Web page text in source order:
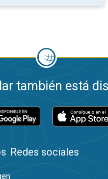
también está
Redes sociales